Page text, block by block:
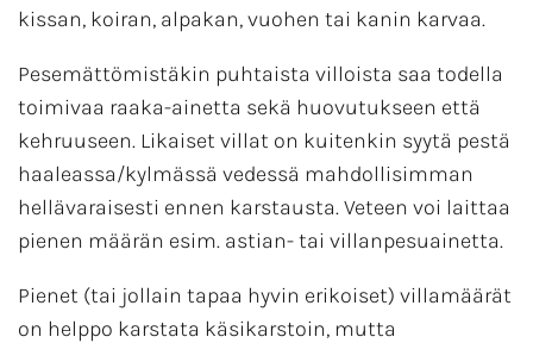
kissan, koiran, alpakan, vuohen tai kanin karvaa.
Pesemättömistäkin puhtaista villoista saa todella
toimivaa raaka-ainetta sekä huovutukseen että
kehruuseen. Likaiset villat on kuitenkin syytä pestä
haaleassa/kylmässä vedessä mahdollisimman
hellävaraisesti ennen karstausta. Veteen voi laittaa
pienen määrän esim. astian- tai villanpesuainetta.
Pienet (tai jollain tapaa hyvin erikoiset) villamäärät
on helppo karstata käsikarstoin, mutta